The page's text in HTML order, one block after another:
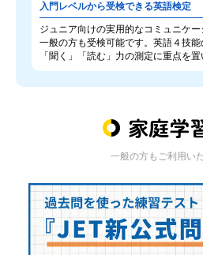
入門レベルから受検できる英語検定
ジュニア向けの実用的なコミュニケー
一般の方も受検可能です。英語４技
「聞く」「読む」力の測定に重点を置
一般の方もご利用い